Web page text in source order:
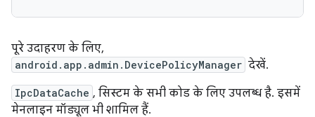
पूरे उदाहरण के लिए,
android.app.admin.DevicePolicyManager देखें.
IpcDataCache , सिस्टम के सभी कोड के लिए उपलब्ध है. इसमें
मेनलाइन मॉड्यूल भी शामिल हैं.